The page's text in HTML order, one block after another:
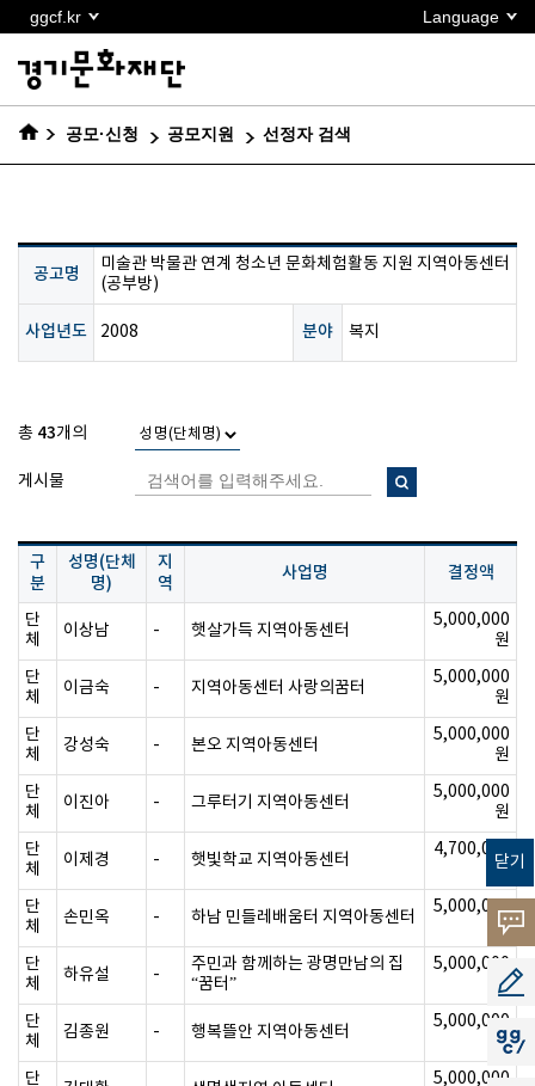
바로가기
ggcf.kr Language
닫기
고객의
소리
공모
지지
공모·신청 공모지원 선정자 검색
공고명
미술관 박물관 연계 청소년 문화체험활동 지원 지역아동센터
(공부방)
사업년도 2008 분야 복지
총 43개의
게시물
구
분
성명(단체
명)
지
역
사업명 결정액
단
체
이상남 - 햇살가득 지역아동센터
5,000,000
원
단
체
이금숙 - 지역아동센터 사랑의꿈터
5,000,000
원
단
체
강성숙 - 본오 지역아동센터
5,000,000
원
단
체
이진아 - 그루터기 지역아동센터
5,000,000
원
단
체
이제경 - 햇빛학교 지역아동센터
4,700,000
원
단
체
손민옥 - 하남 민들레배움터 지역아동센터
5,000,000
원
단
체
하유설 -
주민과 함께하는 광명만남의 집
“꿈터”
5,000,000
원
단
체
김종원 - 행복뜰안 지역아동센터
5,000,000
원
단
5,000,000